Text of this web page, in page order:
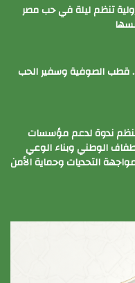
تنظم ليلة في حب مصر
قطب الصوفية وسفير الحب
ندوة لدعم مؤسسات
الوطني وبناء الوعي
التحديات وحماية الأمن